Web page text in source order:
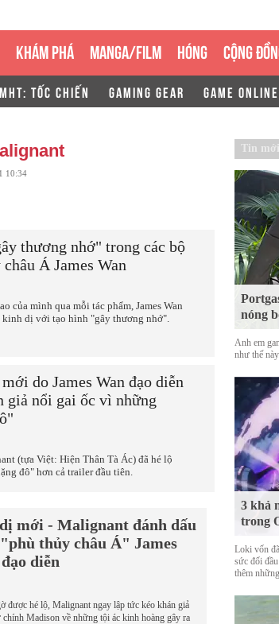
KHÁM PHÁ MANGA/FILM HÓNG CỘNG
TỐC CHIẾN GAMING GEAR GAME ONLINE
10:34
thương nhớ" trong các bộ
Á James Wan
của mình qua mỗi tác phẩm, James Wan
kinh dị với tạo hình "gây thương nhớ".
do James Wan đạo diễn
giả nổi gai ốc vì những
(tựa Việt: Hiện Thân Tà Ác) đã hé lộ
đô" hơn cả trailer đầu tiên.
mới - Malignant đánh dấu
thủy châu Á" James
diễn
được hé lộ, Malignant ngay lập tức kéo khán giả
chính Madison về những tội ác kinh hoàng gây ra
Tin mới
nóng
Anh em
như thế này.
3 khả
trong
Loki vốn
sức đối
thêm